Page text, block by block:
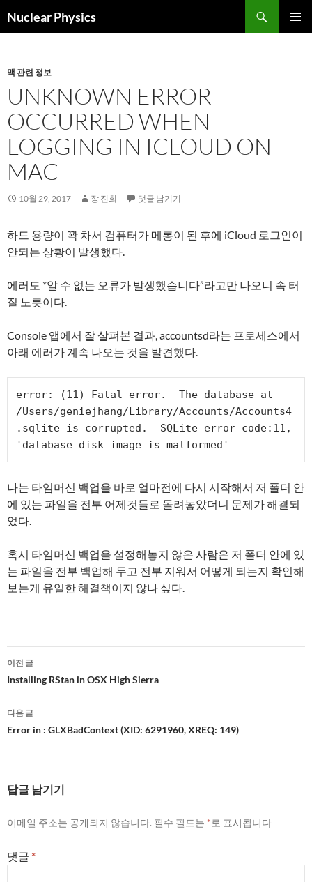
Nuclear Physics
색
로
건
너
뛰
기
맥 관련 정보
UNKNOWN ERROR
OCCURRED WHEN
LOGGING IN ICLOUD ON
MAC
10월 29, 2017 장 진희 댓글 남기기
하드 용량이 꽉 차서 컴퓨터가 메롱이 된 후에 iCloud 로그인이
안되는 상황이 발생했다.
에러도 *알 수 없는 오류가 발생했습니다”라고만 나오니 속 터
질 노릇이다.
Console 앱에서 잘 살펴본 결과, accountsd라는 프로세스에서
아래 에러가 계속 나오는 것을 발견했다.
error: (11) Fatal error.  The database at
/Users/geniejhang/Library/Accounts/Accounts4
.sqlite is corrupted.  SQLite error code:11,
'database disk image is malformed'
나는 타임머신 백업을 바로 얼마전에 다시 시작해서 저 폴더 안
에 있는 파일을 전부 어제것들로 돌려놓았더니 문제가 해결되
었다.
혹시 타임머신 백업을 설정해놓지 않은 사람은 저 폴더 안에 있
는 파일을 전부 백업해 두고 전부 지워서 어떻게 되는지 확인해
보는게 유일한 해결책이지 않나 싶다.
글
네
비
게
이
션
이전 글
Installing RStan in OSX High Sierra
다음 글
Error in : GLXBadContext (XID: 6291960, XREQ: 149)
답글 남기기
이메일 주소는 공개되지 않습니다. 필수 필드는 *로 표시됩니다
댓글 *